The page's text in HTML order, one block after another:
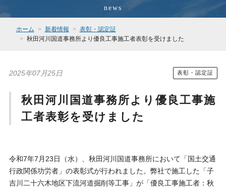
news
ホーム 新着情報
表彰・認定証
秋田河川国道事務所より優良工事施工者表彰を受けました
2025年07月25日 表彰・認定証
秋田河川国道事務所より優良工事施
工者表彰を受けました
令和7年7月23日（水）、秋田河川国道事務所において「国土交通
行政関係功労者」の表彰式が行われました。弊社で施工した「子
吉川二十六木地区下流河道掘削等工事」が「優良工事施工者：秋